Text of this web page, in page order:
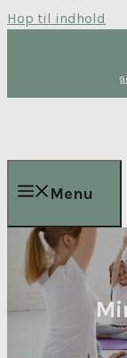
Hop til indhold
Menu